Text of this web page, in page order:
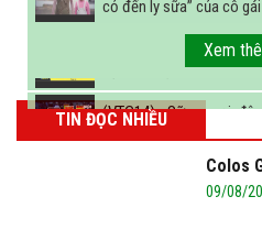
cỏ đến ly sữa” của cô
FBNC - Ngành sữa
sữa vào năm 2025
(VTC14) - Sữa ngoại,
miễn thuế nhập khẩu
Xem
TIN ĐỌC NHIỀU
Colos
09/08/